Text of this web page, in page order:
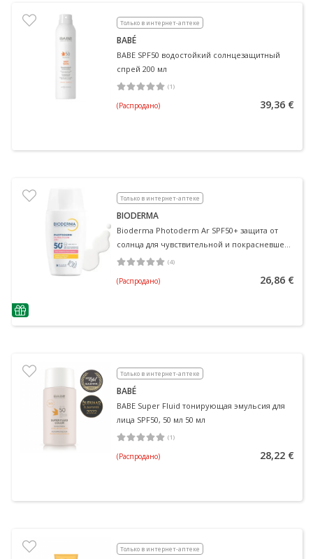
Только в интернет-аптеке
BABÉ
BABE SPF50 водостойкий солнцезащитный
спрей 200 мл
(1)
Средняя оценка 5.00
(Распродано) 39,36 €
nõuanne
Только в интернет-аптеке
BIODERMA
Bioderma Photoderm Ar SPF50+ защита от
солнца для чувствительной и покрасневшей
кожи, 30 мл 30 мл
(4)
Средняя оценка 5.00
(Распродано) 26,86 €
Только в интернет-аптеке
BABÉ
BABE Super Fluid тонирующая эмульсия для
лица SPF50, 50 мл 50 мл
(1)
Средняя оценка 5.00
(Распродано) 28,22 €
Только в интернет-аптеке